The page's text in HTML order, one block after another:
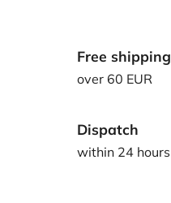
Free shipping
over 60 EUR
Dispatch
within 24 hours